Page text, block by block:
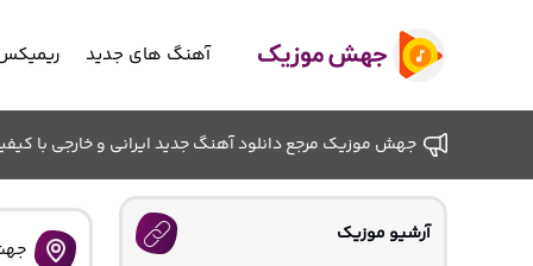
آهنگ های جدید
جهش موزیک مرجع دانلود آهنگ جدید ایرانی و خارجی با
آرشیو موزیک